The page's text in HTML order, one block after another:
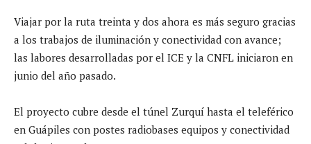
Viajar por la ruta treinta y dos ahora es más seguro gracias
a los trabajos de iluminación y conectividad con avance;
las labores desarrolladas por el ICE y la CNFL iniciaron en
junio del año pasado.
El proyecto cubre desde el túnel Zurquí hasta el teleférico
en Guápiles con postes radiobases equipos y conectividad